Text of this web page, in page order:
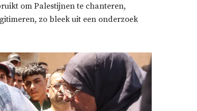
om Palestijnen te chanteren,
zo bleek uit een onderzoek